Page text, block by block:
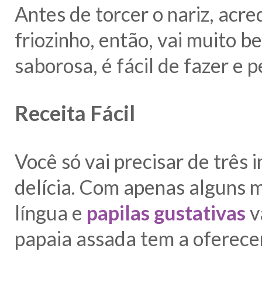
Antes de torcer o nariz,
friozinho, então, vai muito
saborosa, é fácil de fazer e
Receita Fácil
Você só vai precisar de três
delícia. Com apenas alguns
língua e papilas gustativas
papaia assada tem a